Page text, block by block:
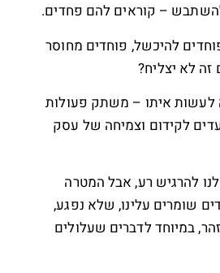
– קוראים להם פחדים.
להיכשל, פוחדים מחוסר
לא יצליח?
איתו – משתק פעולות
לקידום וצמיחה של עסק
להרגיש רע, אבל המטרה
שומרים עלינו, שלא נפגע,
במיוחד לדברים שעלולים